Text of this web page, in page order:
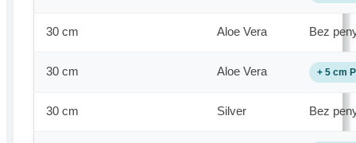
30 cm Aloe Vera Bez
30 cm Aloe Vera + 5 cm
30 cm Silver Bez